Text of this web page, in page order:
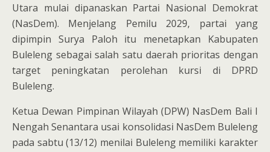
Utara mulai dipanaskan Partai Nasional Demokrat
(NasDem). Menjelang Pemilu 2029, partai yang
dipimpin Surya Paloh itu menetapkan Kabupaten
Buleleng sebagai salah satu daerah prioritas dengan
target peningkatan perolehan kursi di DPRD
Buleleng.
Ketua Dewan Pimpinan Wilayah (DPW) NasDem Bali I
Nengah Senantara usai konsolidasi NasDem Buleleng
pada sabtu (13/12) menilai Buleleng memiliki karakter